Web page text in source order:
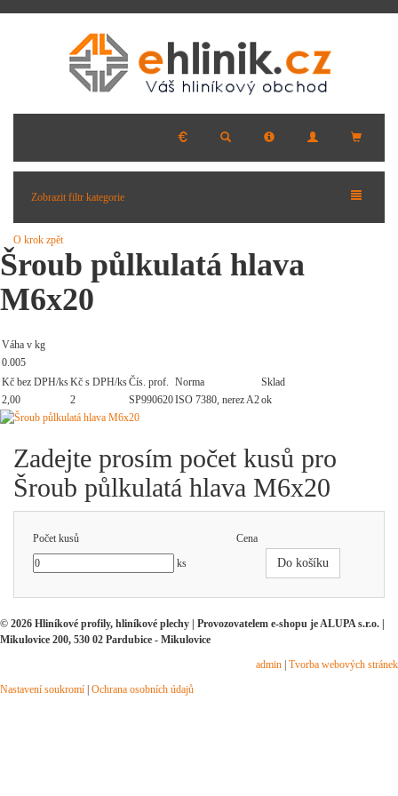
Zobrazit filtr kategorie
O krok zpět
Šroub půlkulatá hlava
M6x20
Váha v kg
0.005
Kč bez DPH/ksKč s DPH/ksČís. prof. Norma
Sklad
2,00
2 SP990620ISO 7380, nerez A2ok
Zadejte prosím počet kusů pro
Šroub půlkulatá hlava M6x20
Počet kusů
Cena
ks
Do košíku
© 2026 Hliníkové profily, hliníkové plechy | Provozovatelem e-shopu je ALUPA s.r.o. |
Mikulovice 200, 530 02 Pardubice - Mikulovice
admin Tvorba webových stránek
Nastavení soukromí Ochrana osobních údajů